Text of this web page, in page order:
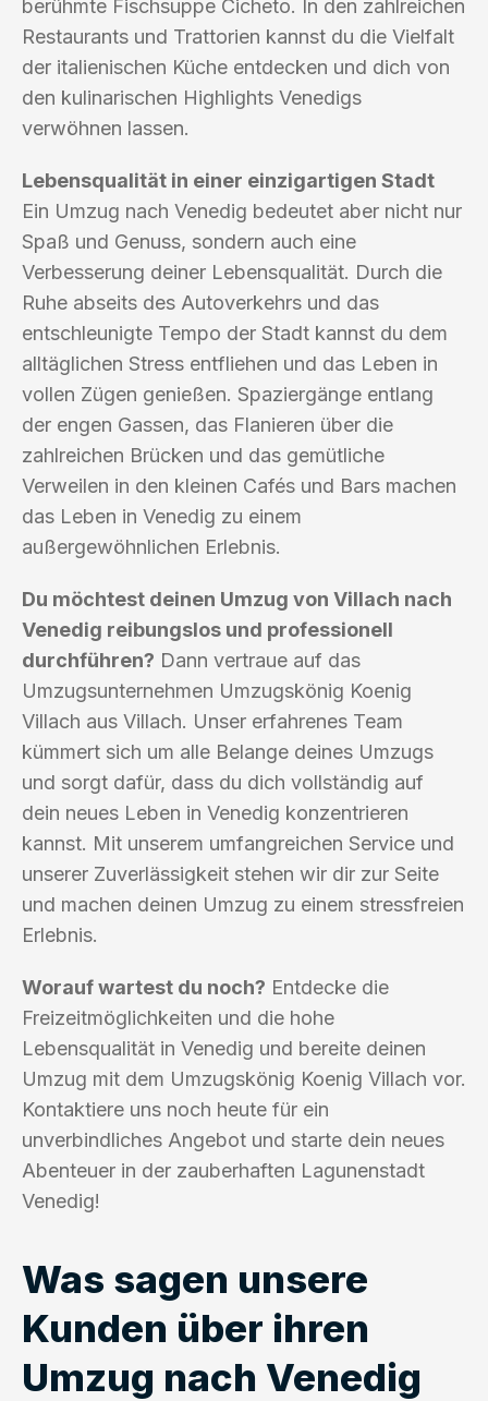
berühmte Fischsuppe Cicheto. In den zahlreichen
Restaurants und Trattorien kannst du die Vielfalt
der italienischen Küche entdecken und dich von
den kulinarischen Highlights Venedigs
verwöhnen lassen.
Lebensqualität in einer einzigartigen Stadt
Ein Umzug nach Venedig bedeutet aber nicht nur
Spaß und Genuss, sondern auch eine
Verbesserung deiner Lebensqualität. Durch die
Ruhe abseits des Autoverkehrs und das
entschleunigte Tempo der Stadt kannst du dem
alltäglichen Stress entfliehen und das Leben in
vollen Zügen genießen. Spaziergänge entlang
der engen Gassen, das Flanieren über die
zahlreichen Brücken und das gemütliche
Verweilen in den kleinen Cafés und Bars machen
das Leben in Venedig zu einem
außergewöhnlichen Erlebnis.
Du möchtest deinen Umzug von Villach nach
Venedig reibungslos und professionell
durchführen? Dann vertraue auf das
Umzugsunternehmen Umzugskönig Koenig
Villach aus Villach. Unser erfahrenes Team
kümmert sich um alle Belange deines Umzugs
und sorgt dafür, dass du dich vollständig auf
dein neues Leben in Venedig konzentrieren
kannst. Mit unserem umfangreichen Service und
unserer Zuverlässigkeit stehen wir dir zur Seite
und machen deinen Umzug zu einem stressfreien
Erlebnis.
Worauf wartest du noch? Entdecke die
Freizeitmöglichkeiten und die hohe
Lebensqualität in Venedig und bereite deinen
Umzug mit dem Umzugskönig Koenig Villach vor.
Kontaktiere uns noch heute für ein
unverbindliches Angebot und starte dein neues
Abenteuer in der zauberhaften Lagunenstadt
Venedig!
Was sagen unsere
Kunden über ihren
Umzug nach Venedig